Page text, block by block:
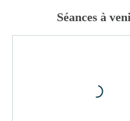
Séances à